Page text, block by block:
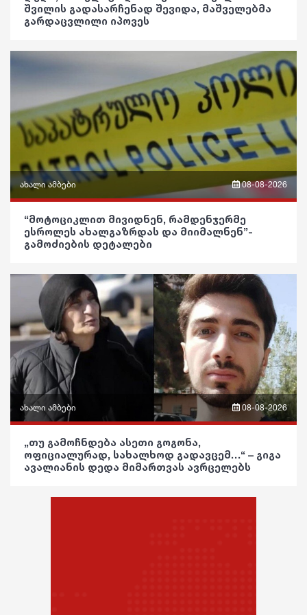
მედიცინა
კულინარია
ფაქტები
სოც. მედია
სპორტი
ეკონომიკა
სამართალი
რჩევები
ინტერვიუ
შოუბიზნესი
მედიცინა
კულინარია
ასტროლოგია
ფაქტები
ვიდეო
განათლება
ჯანდაცვა
გართობა
სოც. მედია
მსოფლიო
ეკონომიკა
სამართალი
რჩევები
ინტერვიუ
შოუბიზნესი
მედიცინა
შვილის გადასარჩენად შევიდა, მაშველებმა
გარდაცვლილი იპოვეს
ახალი ამბები
ვიდეო
საზოგადოება
განათლება
ჯანდაცვა
კულტურა
გართობა
სოც. მედია
08-08-2026
“მოტოციკლით მივიდნენ, რამდენჯერმე
ესროლეს ახალგაზრდას და მიიმალნენ”-
გამოძიების დეტალები
ახალი ამბები
ვიდეო
08-08-2026
„თუ გამოჩნდება ასეთი გოგონა,
ოფიციალურად, სახალხოდ გადავცემ…“ – გიგა
ავალიანის დედა მიმართვას ავრცელებს